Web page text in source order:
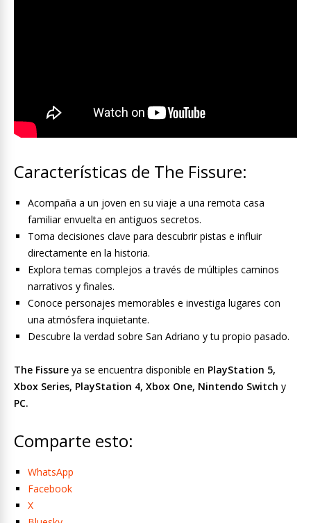
Características de The Fissure:
Acompaña a un joven en su viaje a una remota casa
familiar envuelta en antiguos secretos.
Toma decisiones clave para descubrir pistas e influir
directamente en la historia.
Explora temas complejos a través de múltiples caminos
narrativos y finales.
Conoce personajes memorables e investiga lugares con
una atmósfera inquietante.
Descubre la verdad sobre San Adriano y tu propio pasado.
The Fissure ya se encuentra disponible en PlayStation 5,
Xbox Series, PlayStation 4, Xbox One, Nintendo Switch y
PC.
Comparte esto:
WhatsApp
Facebook
X